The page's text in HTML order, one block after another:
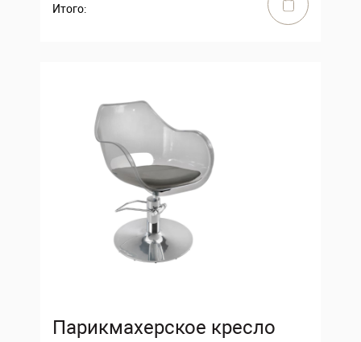
Итого:
Парикмахерское кресло